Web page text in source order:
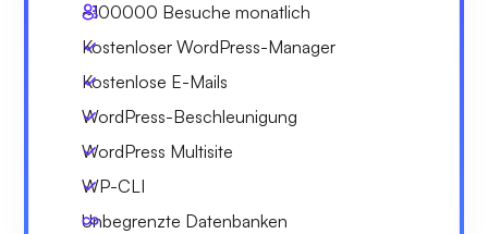
~100000 Besuche monatlich
Kostenloser WordPress-Manager
Kostenlose E-Mails
WordPress-Beschleunigung
WordPress Multisite
WP-CLI
Unbegrenzte Datenbanken